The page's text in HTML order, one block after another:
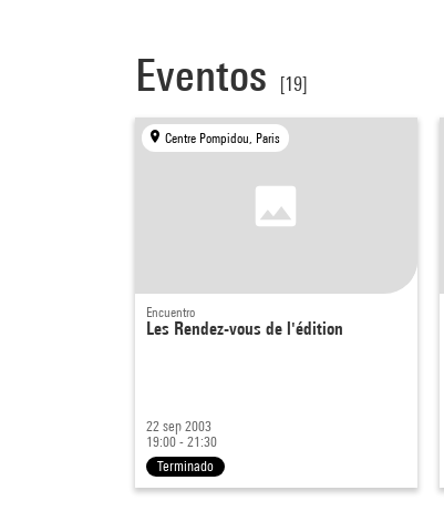
Eventos [19]
Centre Pompidou, Paris
Encuentro
Les Rendez-vous de l'édition
22 sep 2003
19:00 - 21:30
Terminado